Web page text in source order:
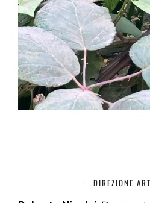
DIREZIONE